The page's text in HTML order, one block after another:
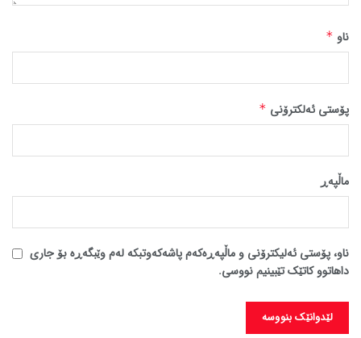
ناو *
پۆستی ئەلکترۆنی *
ماڵپه‌ڕ
ناو، پۆستی ئەلیکترۆنی و ماڵپەڕەکەم پاشەکەوتبکە لەم وێبگەڕە بۆ جاری
داهاتوو کاتێک تێبینیم نووسی.